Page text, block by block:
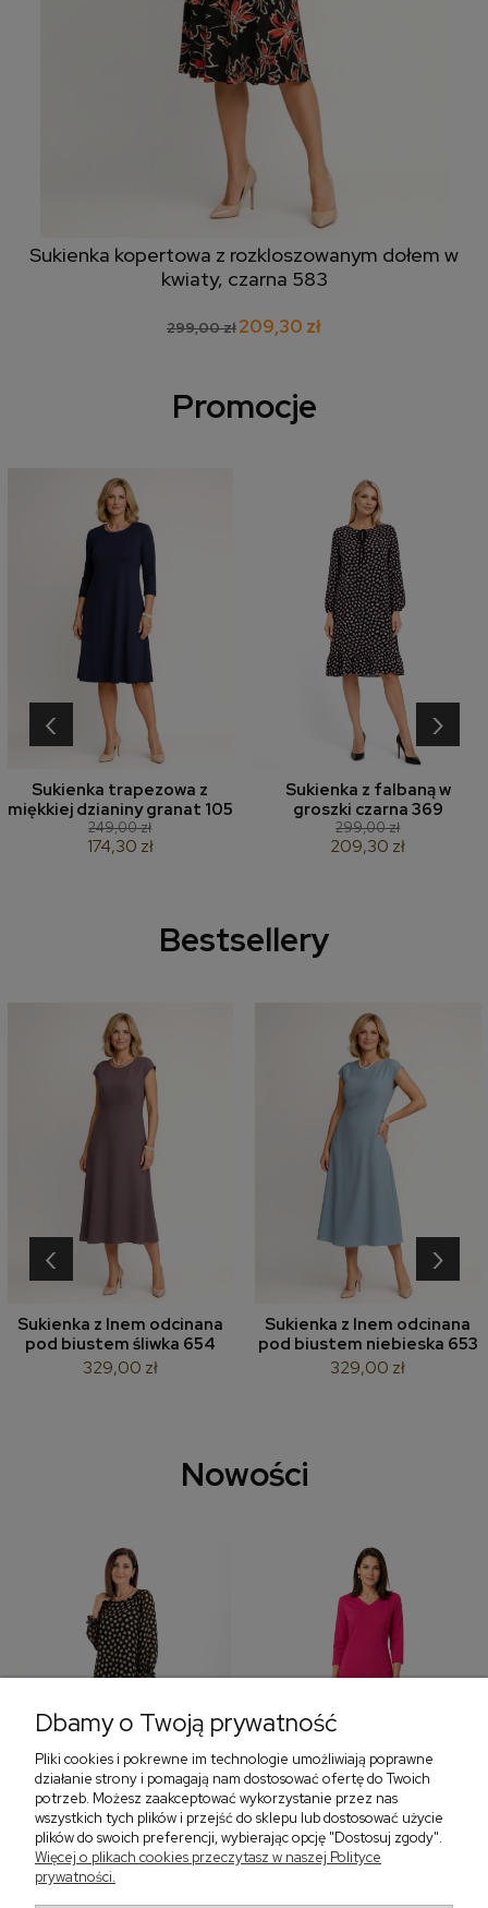
Sukienka kopertowa z rozkloszowanym dołem w
kwiaty, czarna 583
299,00 zł209,30 zł
Promocje
Sukienka trapezowa z
miękkiej dzianiny granat 105
249,00 zł
174,30 zł
Sukienka z falbaną w
groszki czarna 369
299,00 zł
209,30 zł
‹ ›
Bestsellery
Sukienka z lnem odcinana
pod biustem śliwka 654
329,00 zł
Sukienka z lnem odcinana
pod biustem niebieska 653
329,00 zł
‹ ›
Nowości
Sukienka z falbaną i
bufiastym rękawem w
Sukienka z dekoltem w
299,00 zł
‹
Dbamy o Twoją prywatność
Pliki cookies i pokrewne im technologie umożliwiają poprawne
działanie strony i pomagają nam dostosować ofertę do Twoich
potrzeb. Możesz zaakceptować wykorzystanie przez nas
wszystkich tych plików i przejść do sklepu lub dostosować użycie
plików do swoich preferencji, wybierając opcję "Dostosuj zgody".
Więcej o plikach cookies przeczytasz w naszej Polityce
prywatności.